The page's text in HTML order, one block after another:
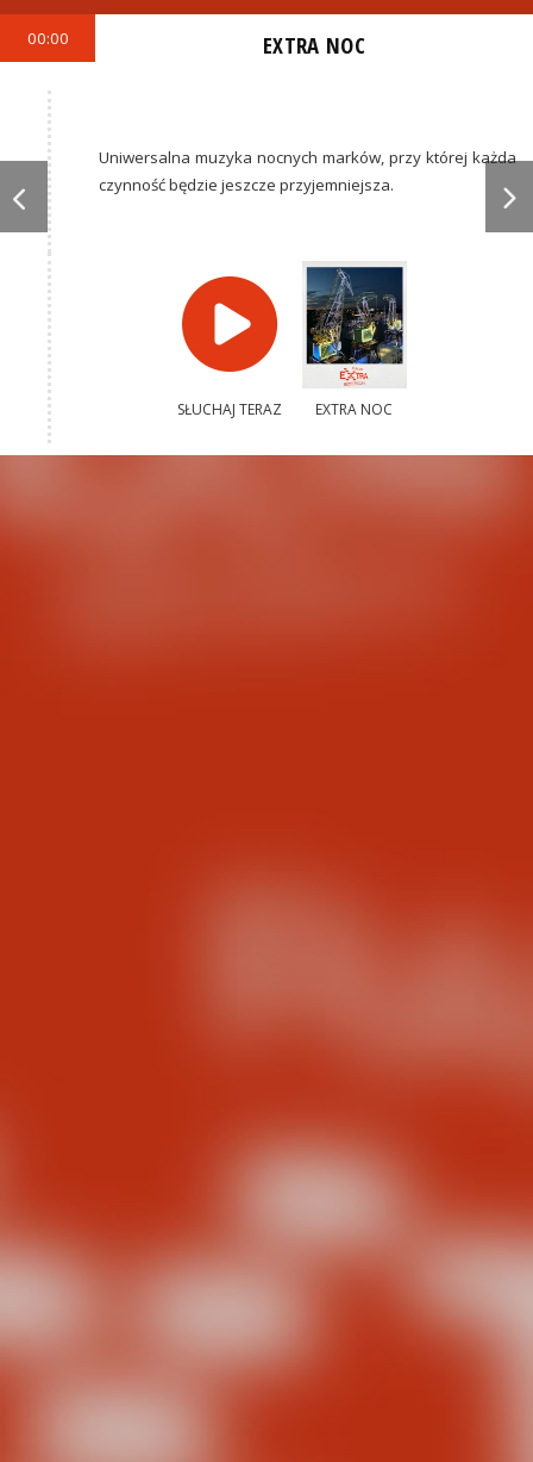
00:00 EXTRA NOC
Uniwersalna muzyka nocnych marków, przy której każda
czynność będzie jeszcze przyjemniejsza.
SŁUCHAJ TERAZ EXTRA NOC